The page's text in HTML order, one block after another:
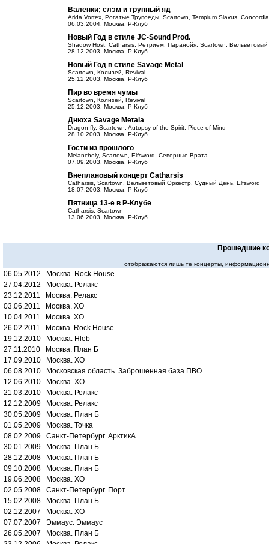
Валенки; слэм и трупный яд
Arida Vortex, Рогатые Трупоеды, Scartown, Templum Slavus,
06.03.2004, Москва, Р-Клуб
Новый Год в стиле JC-Sound Prod.
Shadow Host, Catharsis, Ретрием, Паранойя, Scartown,
28.12.2003, Москва, Р-Клуб
Новый Год в стиле Savage Metal
Scartown, Колизей, Revival
25.12.2003, Москва, Р-Клуб
Пир во время чумы
Scartown, Колизей, Revival
25.12.2003, Москва, Р-Клуб
Днюха Savage Metala
Dragon-fly, Scartown, Autopsy of the Spirit, Piece of Mind
28.10.2003, Москва, Р-Клуб
Гости из прошлого
Melancholy, Scartown, Elfsword, Северные Врата
07.09.2003, Москва, Р-Клуб
Внеплановый концерт Catharsis
Catharsis, Scartown, Вельветовый Оркестр, Судный День, Elfsword
18.07.2003, Москва, Р-Клуб
Пятница 13-е в Р-Клубе
Catharsis, Scartown
13.06.2003, Москва, Р-Клуб
Прошедшие
отображаются лишь те концерты,
06.05.2012 Москва. Rock House
27.04.2012 Москва. Релакс
23.12.2011 Москва. Релакс
03.06.2011 Москва. XO
10.04.2011 Москва. XO
26.02.2011 Москва. Rock House
19.12.2010 Москва. Hleb
27.11.2010 Москва. План Б
17.09.2010 Москва. XO
06.08.2010 Московская область. Заброшенная база ПВО
12.06.2010 Москва. XO
21.03.2010 Москва. Релакс
12.12.2009 Москва. Релакс
30.05.2009 Москва. План Б
01.05.2009 Москва. Точка
08.02.2009 Санкт-Петербург. АрктикА
30.01.2009 Москва. План Б
28.12.2008 Москва. План Б
09.10.2008 Москва. План Б
19.06.2008 Москва. XO
02.05.2008 Санкт-Петербург. Порт
15.02.2008 Москва. План Б
02.12.2007 Москва. XO
07.07.2007 Эммаус. Эммаус
26.05.2007 Москва. План Б